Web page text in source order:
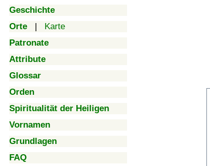
Geschichte
Orte | Karte
Patronate
Attribute
Glossar
Orden
Spiritualität der Heiligen
Vornamen
Grundlagen
FAQ